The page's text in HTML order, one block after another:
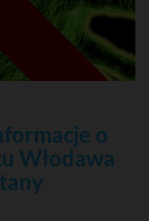
o
Włodawa